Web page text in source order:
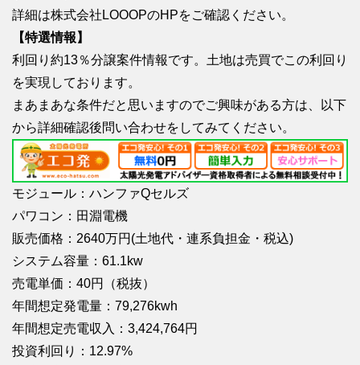
詳細は株式会社LOOOPのHPをご確認ください。
【特選情報】
利回り約13％分譲案件情報です。土地は売買でこの利回り
を実現しております。
まあまあな条件だと思いますのでご興味がある方は、以下
から詳細確認後問い合わせをしてみてください。
モジュール：ハンファQセルズ
パワコン：田淵電機
販売価格：2640万円(土地代・連系負担金・税込)
システム容量：61.1kw
売電単価：40円（税抜）
年間想定発電量：79,276kwh
年間想定売電収入：3,424,764円
投資利回り：12.97%